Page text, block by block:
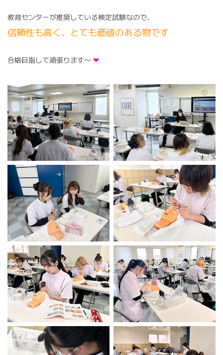
教育センターが推奨している検定試験なので、
信頼性も高く、とても価値のある物です
合格目指して頑張ります〜 ❤︎